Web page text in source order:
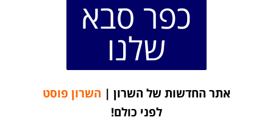
כפר סבא
שלנו
אתר החדשות של השרון | השרון פוסט
לפני כולם!